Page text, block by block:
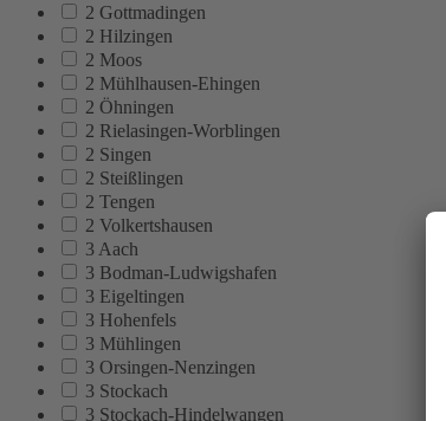
2 Gottmadingen
2 Hilzingen
2 Moos
2 Mühlhausen-Ehingen
2 Öhningen
2 Rielasingen-Worblingen
2 Singen
2 Steißlingen
2 Tengen
2 Volkertshausen
3 Aach
3 Bodman-Ludwigshafen
3 Eigeltingen
3 Hohenfels
3 Mühlingen
3 Orsingen-Nenzingen
3 Stockach
3 Stockach-Hindelwangen